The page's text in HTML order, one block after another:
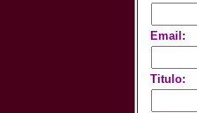
Email:
Titulo: